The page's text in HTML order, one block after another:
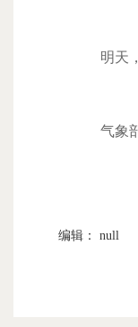
明天，
气象部
编辑： null